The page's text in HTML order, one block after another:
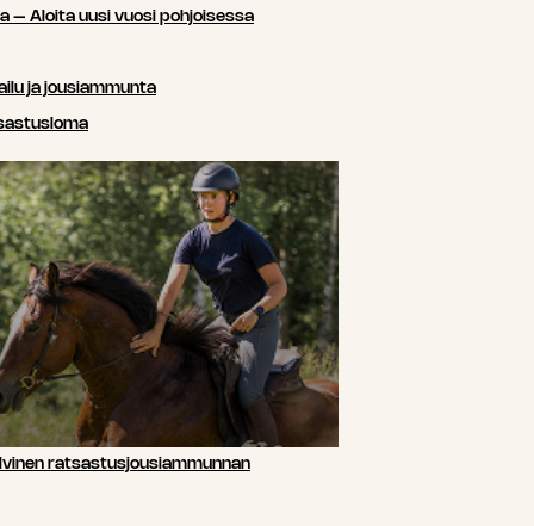
– Aloita uusi vuosi pohjoisessa
ja jousiammunta
ratsastusjousiammunnan